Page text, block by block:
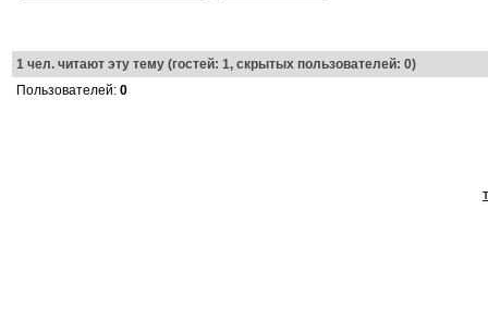
1чел. читают эту тему (гостей: 1, скрытых пользователей: 0)
Пользователей: 0